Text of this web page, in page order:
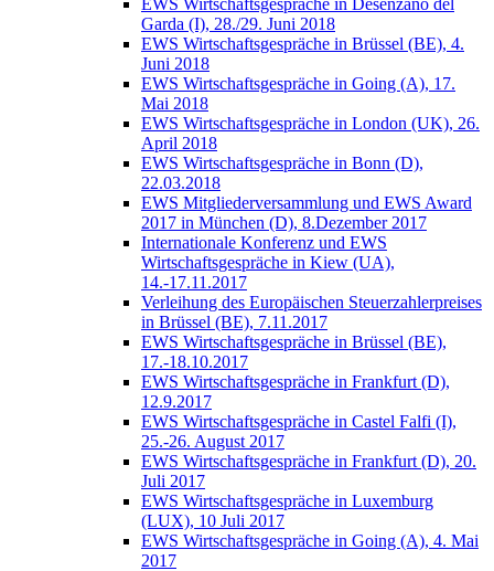
EWS Wirtschaftsgespräche in Desenzano del
Garda (I), 28./29. Juni 2018
EWS Wirtschaftsgespräche in Brüssel (BE), 4.
Juni 2018
EWS Wirtschaftsgespräche in Going (A), 17.
Mai 2018
EWS Wirtschaftsgespräche in London (UK), 26.
April 2018
EWS Wirtschaftsgespräche in Bonn (D),
22.03.2018
EWS Mitgliederversammlung und EWS Award
2017 in München (D), 8.Dezember 2017
Internationale Konferenz und EWS
Wirtschaftsgespräche in Kiew (UA),
14.-17.11.2017
Verleihung des Europäischen Steuerzahlerpreises
in Brüssel (BE), 7.11.2017
EWS Wirtschaftsgespräche in Brüssel (BE),
17.-18.10.2017
EWS Wirtschaftsgespräche in Frankfurt (D),
12.9.2017
EWS Wirtschaftsgespräche in Castel Falfi (I),
25.-26. August 2017
EWS Wirtschaftsgespräche in Frankfurt (D), 20.
Juli 2017
EWS Wirtschaftsgespräche in Luxemburg
(LUX), 10 Juli 2017
EWS Wirtschaftsgespräche in Going (A), 4. Mai
2017